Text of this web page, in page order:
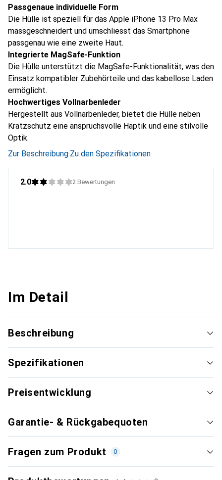
Passgenaue individuelle Form
Die Hülle ist speziell für das Apple iPhone 13 Pro Max
massgeschneidert und umschliesst das Smartphone
passgenau wie eine zweite Haut.
Integrierte MagSafe-Funktion
Die Hülle unterstützt die MagSafe-Funktionalität, was den
Einsatz kompatibler Zubehörteile und das kabellose Laden
ermöglicht.
Hochwertiges Vollnarbenleder
Hergestellt aus Vollnarbenleder, bietet die Hülle neben
Kratzschutz eine anspruchsvolle Haptik und eine stilvolle
Optik.
Zur Beschreibung·Zu den Spezifikationen
2.0 2 Bewertungen
Im Detail
Beschreibung
Spezifikationen
Preisentwicklung
Garantie- & Rückgabequoten
Fragen zum Produkt 0